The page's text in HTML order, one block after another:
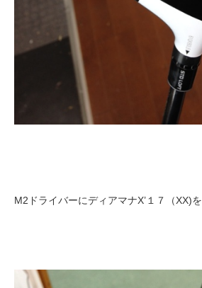
M2ドライバーにディアマナX’１７（XX)を